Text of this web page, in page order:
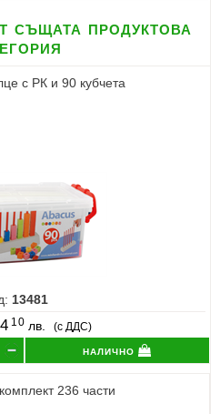
същата продуктова
с РК и 90 кубчета
13481
10 лв. (с ДДС)
налично
236 части